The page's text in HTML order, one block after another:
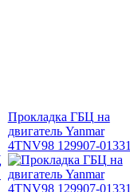
Прокладка ГБЦ на
двигатель Yanmar
4TNV98 129907-01331